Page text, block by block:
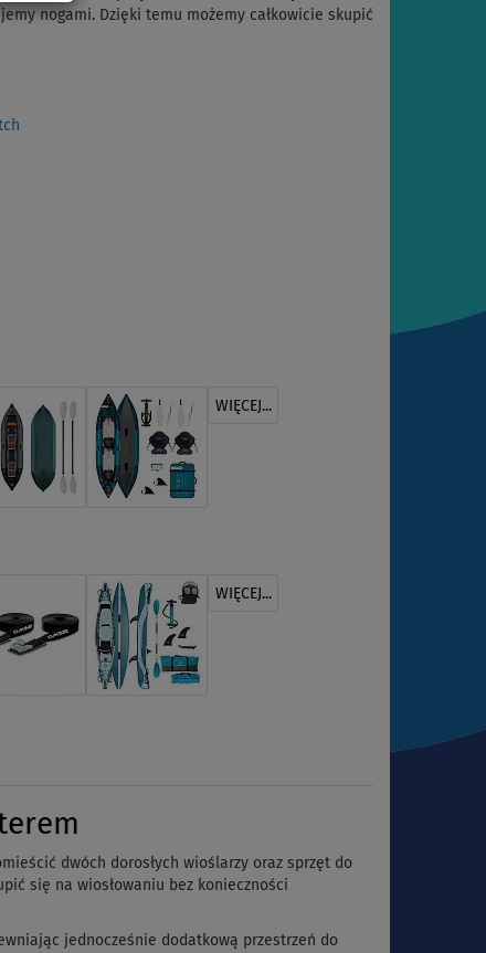
nogami. Dzięki temu możemy całkowicie skupić
WIĘCEJ...
WIĘCEJ...
dwóch dorosłych wioślarzy oraz sprzęt do
się na wiosłowaniu bez konieczności
jednocześnie dodatkową przestrzeń do